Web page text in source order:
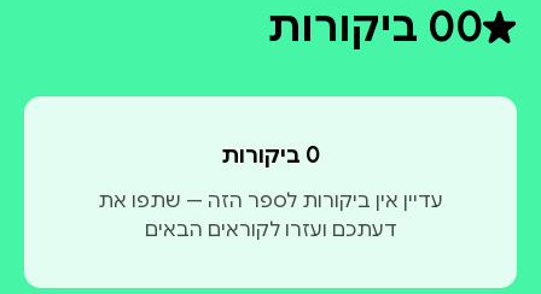
0דירוג ממוצע 0 מתוך 5
0 ביקורות
0 ביקורות
עדיין אין ביקורות לספר הזה — שתפו את
דעתכם ועזרו לקוראים הבאים